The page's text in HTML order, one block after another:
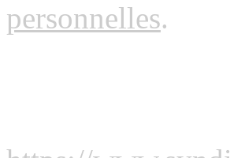
personnelles.